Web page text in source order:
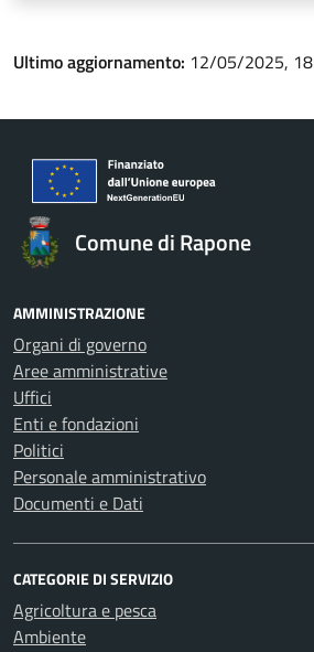
Ultimo aggiornamento: 12/05/2025,
Comune di Rapone
AMMINISTRAZIONE
Organi di governo
Aree amministrative
Uffici
Enti e fondazioni
Politici
Personale amministrativo
Documenti e Dati
CATEGORIE DI SERVIZIO
Agricoltura e pesca
Ambiente